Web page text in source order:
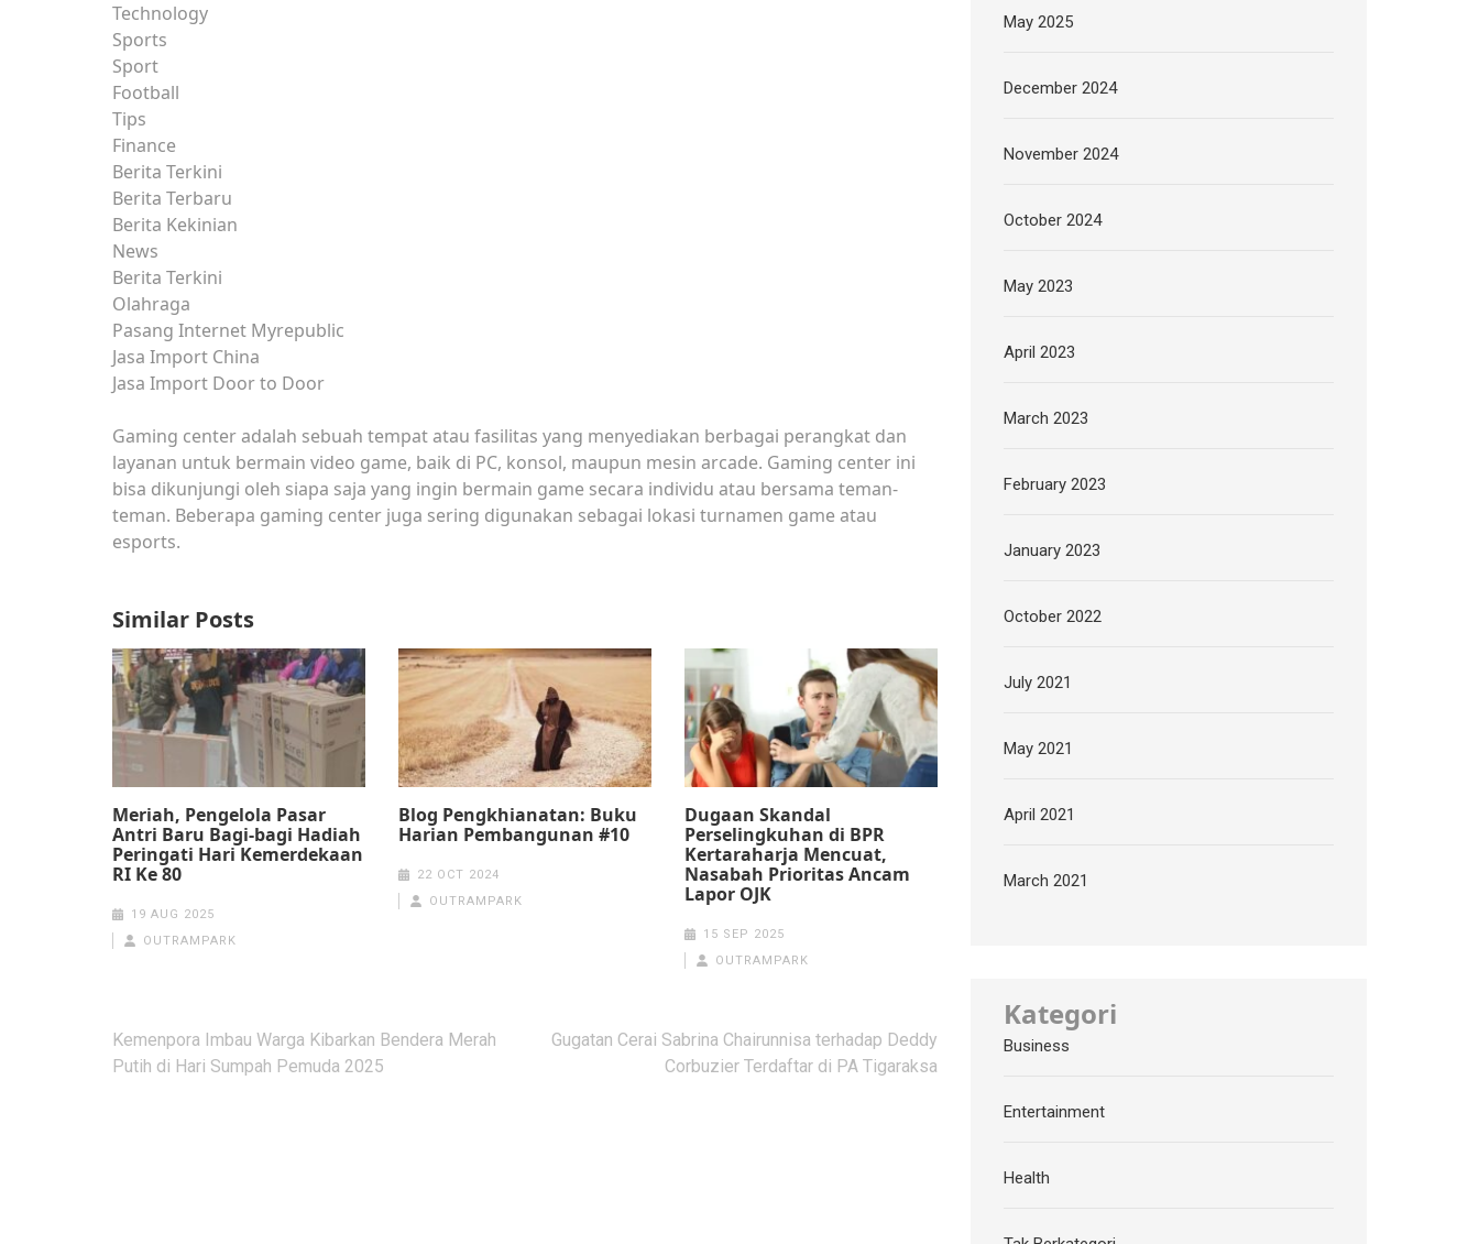
Technology
Sports
Sport
Football
Tips
Finance
Berita Terkini
Berita Terbaru
Berita Kekinian
News
Berita Terkini
Olahraga
Pasang Internet Myrepublic
Jasa Import China
Jasa Import Door to Door
Gaming center adalah sebuah tempat atau fasilitas yang menyediakan berbagai perangkat dan
layanan untuk bermain video game, baik di PC, konsol, maupun mesin arcade. Gaming center ini
bisa dikunjungi oleh siapa saja yang ingin bermain game secara individu atau bersama teman-
teman. Beberapa gaming center juga sering digunakan sebagai lokasi turnamen game atau
esports.
Similar Posts
Meriah, Pengelola Pasar
Antri Baru Bagi-bagi Hadiah
Peringati Hari Kemerdekaan
RI Ke 80
19 AUG 2025
OUTRAMPARK
Blog Pengkhianatan: Buku
Harian Pembangunan #10
22 OCT 2024
OUTRAMPARK
Dugaan Skandal
Perselingkuhan di BPR
Kertaraharja Mencuat,
Nasabah Prioritas Ancam
Lapor OJK
15 SEP 2025
OUTRAMPARK
Post
navigation
Kemenpora Imbau Warga Kibarkan Bendera Merah
Putih di Hari Sumpah Pemuda 2025
Gugatan Cerai Sabrina Chairunnisa terhadap Deddy
Corbuzier Terdaftar di PA Tigaraksa
May 2025
December 2024
November 2024
October 2024
May 2023
April 2023
March 2023
February 2023
January 2023
October 2022
July 2021
May 2021
April 2021
March 2021
Kategori
Business
Entertainment
Health